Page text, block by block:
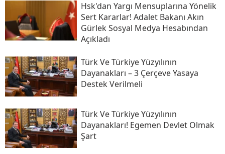
Hsk'dan Yargı Mensuplarına Yönelik
Sert Kararlar! Adalet Bakanı Akın
Gürlek Sosyal Medya Hesabından
Açıkladı
Türk Ve Türkiye Yüzyılının
Dayanakları – 3 Çerçeve Yasaya
Destek Verilmeli
Türk Ve Türkiye Yüzyılının
Dayanakları! Egemen Devlet Olmak
Şart